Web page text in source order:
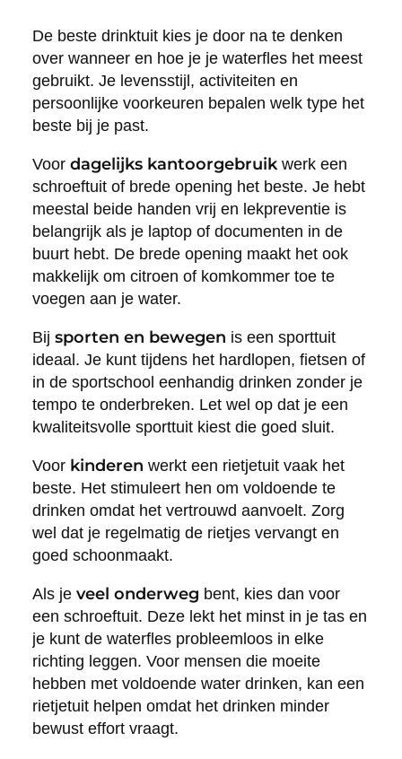
De beste drinktuit kies je door na te denken
over wanneer en hoe je je waterfles het meest
gebruikt. Je levensstijl, activiteiten en
persoonlijke voorkeuren bepalen welk type het
beste bij je past.
Voor dagelijks kantoorgebruikwerk een
schroeftuit of brede opening het beste. Je hebt
meestal beide handen vrij en lekpreventie is
belangrijk als je laptop of documenten in de
buurt hebt. De brede opening maakt het ook
makkelijk om citroen of komkommer toe te
voegen aan je water.
Bij sporten en bewegen is een sporttuit
ideaal. Je kunt tijdens het hardlopen, fietsen of
in de sportschool eenhandig drinken zonder je
tempo te onderbreken. Let wel op dat je een
kwaliteitsvolle sporttuit kiest die goed sluit.
Voor kinderen werkt een rietjetuit vaak het
beste. Het stimuleert hen om voldoende te
drinken omdat het vertrouwd aanvoelt. Zorg
wel dat je regelmatig de rietjes vervangt en
goed schoonmaakt.
Als je veel onderweg bent, kies dan voor
een schroeftuit. Deze lekt het minst in je tas en
je kunt de waterfles probleemloos in elke
richting leggen. Voor mensen die moeite
hebben met voldoende water drinken, kan een
rietjetuit helpen omdat het drinken minder
bewust effort vraagt.